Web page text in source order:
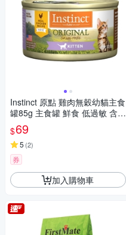
Instinct 原點 雞肉無穀幼貓主食
罐85g 主食罐 鮮食 低過敏 含肉
量高 適口性佳
$69
5 (2)
券
加入購物車